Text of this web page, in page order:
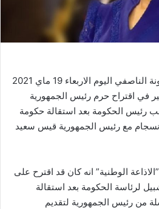
قال رئيس كتلة الاصلاح حسونة الناصفي اليوم الاربعاء 19 ماي 2021
في اقتراح حرم رئيس الجمهورية
رئيس الحكومة بعد استقالة حكومة
مع رئيس الجمهورية قيس سعيد
الوطنية” انه كان قد اقترح على
لرئاسة الحكومة بعد استقالة
من رئيس الجمهورية لتقديم